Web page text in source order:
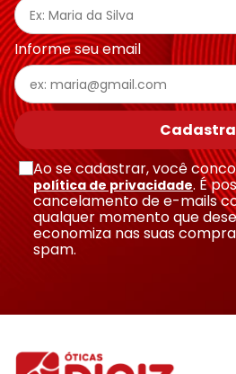
Endereço de email
Escreva uma avaliação
Enviar avaliação
Informe seu email
Ao se cadastrar, você
política de privacidade. É
cancelamento de e-mails
qualquer momento que
economiza nas suas
spam.